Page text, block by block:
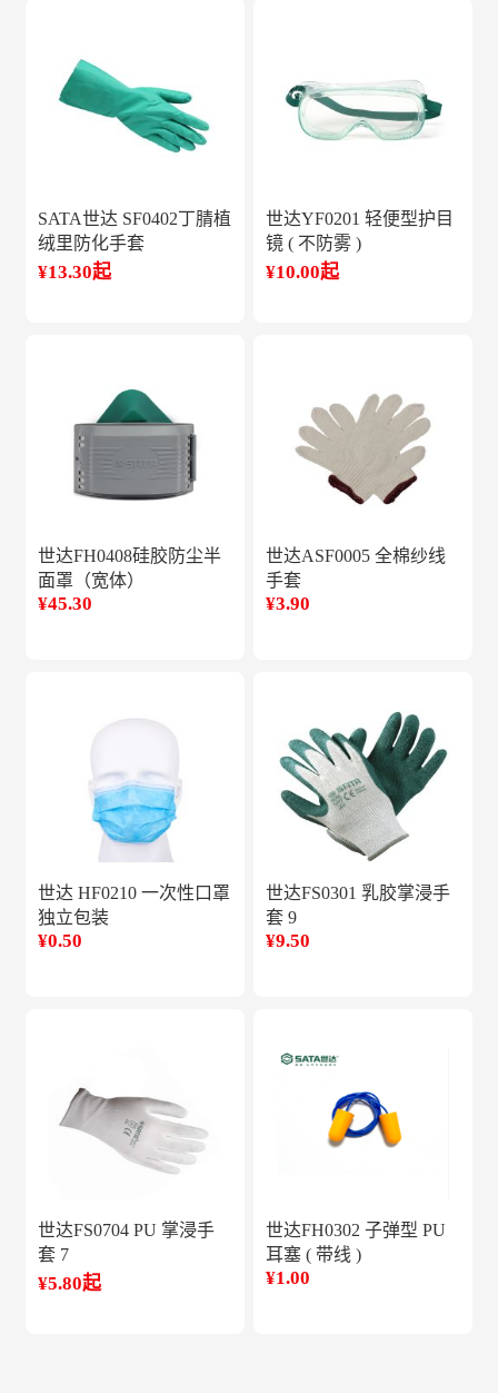
SATA世达 SF0402丁腈植
绒里防化手套
¥13.30起
世达YF0201 轻便型护目
镜 ( 不防雾 )
¥10.00起
世达FH0408硅胶防尘半
面罩（宽体）
¥45.30
世达ASF0005 全棉纱线
手套
¥3.90
世达 HF0210 一次性口罩
独立包装
¥0.50
世达FS0301 乳胶掌浸手
套 9
¥9.50
世达FS0704 PU 掌浸手
套 7
¥5.80起
世达FH0302 子弹型 PU
耳塞 ( 带线 )
¥1.00